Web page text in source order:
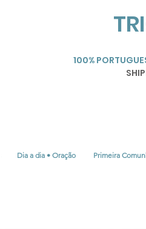
100%
Dia a dia • Oração Primeira